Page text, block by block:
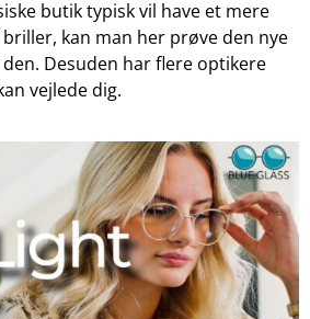
butik typisk vil have et mere
kan man her prøve den nye
Desuden har flere optikere
vejlede dig.